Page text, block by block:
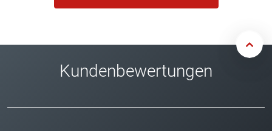
Kundenbewertungen